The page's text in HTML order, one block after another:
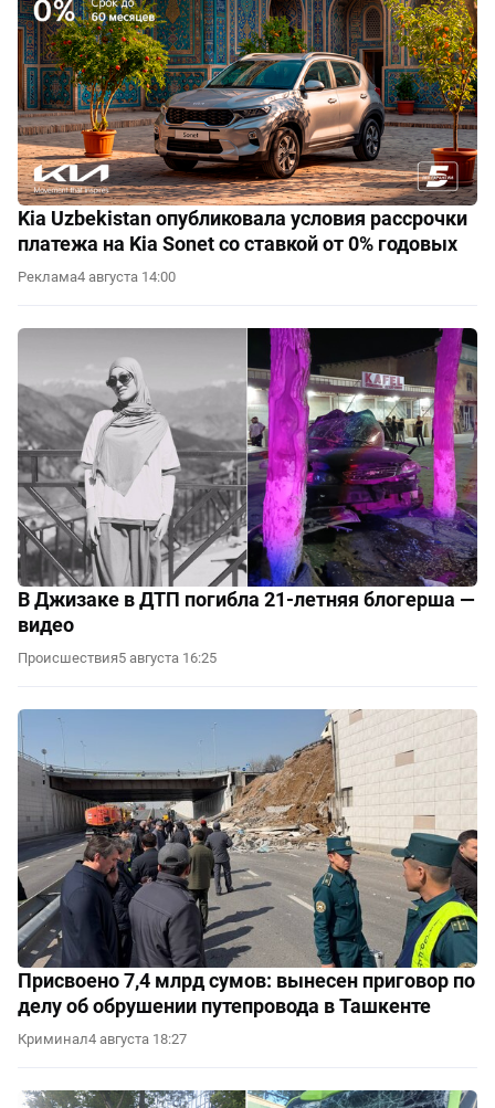
Kia Uzbekistan опубликовала условия рассрочки
платежа на Kia Sonet со ставкой от 0% годовых
Реклама4 августа 14:00
В Джизаке в ДТП погибла 21-летняя блогерша —
видео
Происшествия5 августа 16:25
Присвоено 7,4 млрд сумов: вынесен приговор по
делу об обрушении путепровода в Ташкенте
Криминал4 августа 18:27